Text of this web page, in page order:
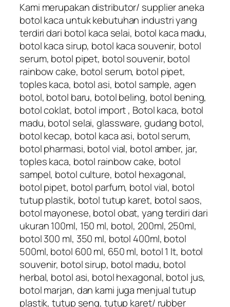
Kami merupakan distributor/ supplier aneka
botol kaca untuk kebutuhan industri yang
terdiri dari botol kaca selai, botol kaca madu,
botol kaca sirup, botol kaca souvenir, botol
serum, botol pipet, botol souvenir, botol
rainbow cake, botol serum, botol pipet,
toples kaca, botol asi, botol sample, agen
botol, botol baru, botol beling, botol bening,
botol coklat, botol import , Botol kaca, botol
madu, botol selai, glassware, gudang botol,
botol kecap, botol kaca asi, botol serum,
botol pharmasi, botol vial, botol amber, jar,
toples kaca, botol rainbow cake, botol
sampel, botol culture, botol hexagonal,
botol pipet, botol parfum, botol vial, botol
tutup plastik, botol tutup karet, botol saos,
botol mayonese, botol obat, yang terdiri dari
ukuran 100ml, 150 ml, botol, 200ml, 250ml,
botol 300 ml, 350 ml, botol 400ml, botol
500ml, botol 600 ml, 650 ml, botol 1 lt, botol
souvenir, botol sirup, botol madu, botol
herbal, botol asi, botol hexagonal, botol jus,
botol marjan, dan kami juga menjual tutup
plastik, tutup seng, tutup karet/ rubber